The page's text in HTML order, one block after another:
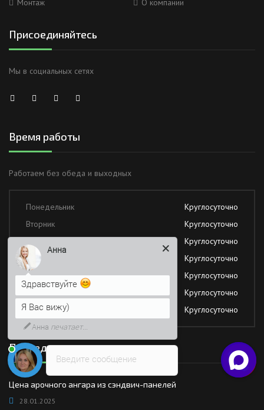
Монтаж О компании
Присоединяйтесь
Мы в социальных сетях
Время работы
Работаем без обеда и выходных
Понедельник
Круглосуточно
Вторник
Круглосуточно
Круглосуточно
Четверг
Круглосуточно
Пятница
Круглосуточно
Суббота
Круглосуточно
Воскресение
Круглосуточно
Последние новости
Цена арочного ангара из сэндвич-панелей
28.01.2025
Введите сообщение
Анна
Здравствуйте
Я Вас вижу)
Анна печатает...